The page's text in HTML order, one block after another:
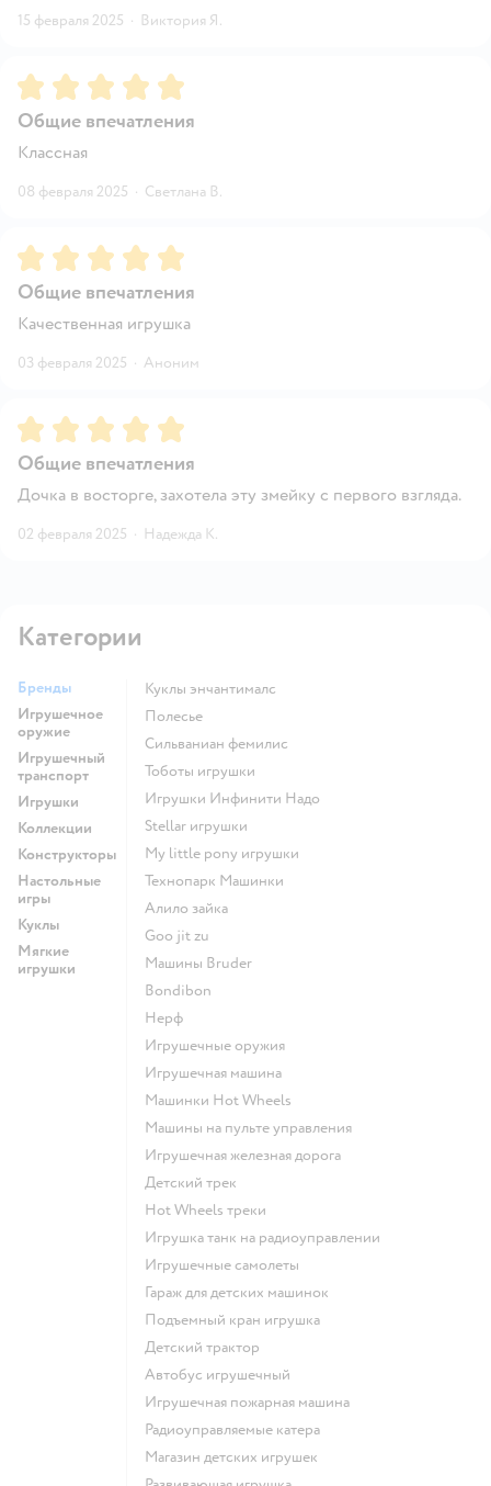
15 февраля 2025 · Виктория Я.
Рейтинг:5
Общие впечатления
Классная
08 февраля 2025 · Светлана В.
Рейтинг:5
Общие впечатления
Качественная игрушка
03 февраля 2025 · Аноним
Рейтинг:5
Общие впечатления
Дочка в восторге, захотела эту змейку с первого взгляда.
02 февраля 2025 · Надежда К.
Категории
Бренды
Игрушечное
оружие
Игрушечный
транспорт
Игрушки
Коллекции
Конструкторы
Настольные
игры
Куклы
Мягкие
игрушки
Куклы энчантималс
Полесье
Сильваниан фемилис
Тоботы игрушки
Игрушки Инфинити Надо
Stellar игрушки
my little pony игрушки
Технопарк Машинки
Алило зайка
Goo jit zu
Машины Bruder
Bondibon
Нерф
Игрушечные оружия
Игрушечная машина
Машинки Hot Wheels
Машины на пульте управления
Игрушечная железная дорога
Детский трек
Hot Wheels треки
Игрушка танк на радиоуправлении
Игрушечные самолеты
Гараж для детских машинок
Подъемный кран игрушка
Детский трактор
Автобус игрушечный
Игрушечная пожарная машина
Радиоуправляемые катера
Магазин детских игрушек